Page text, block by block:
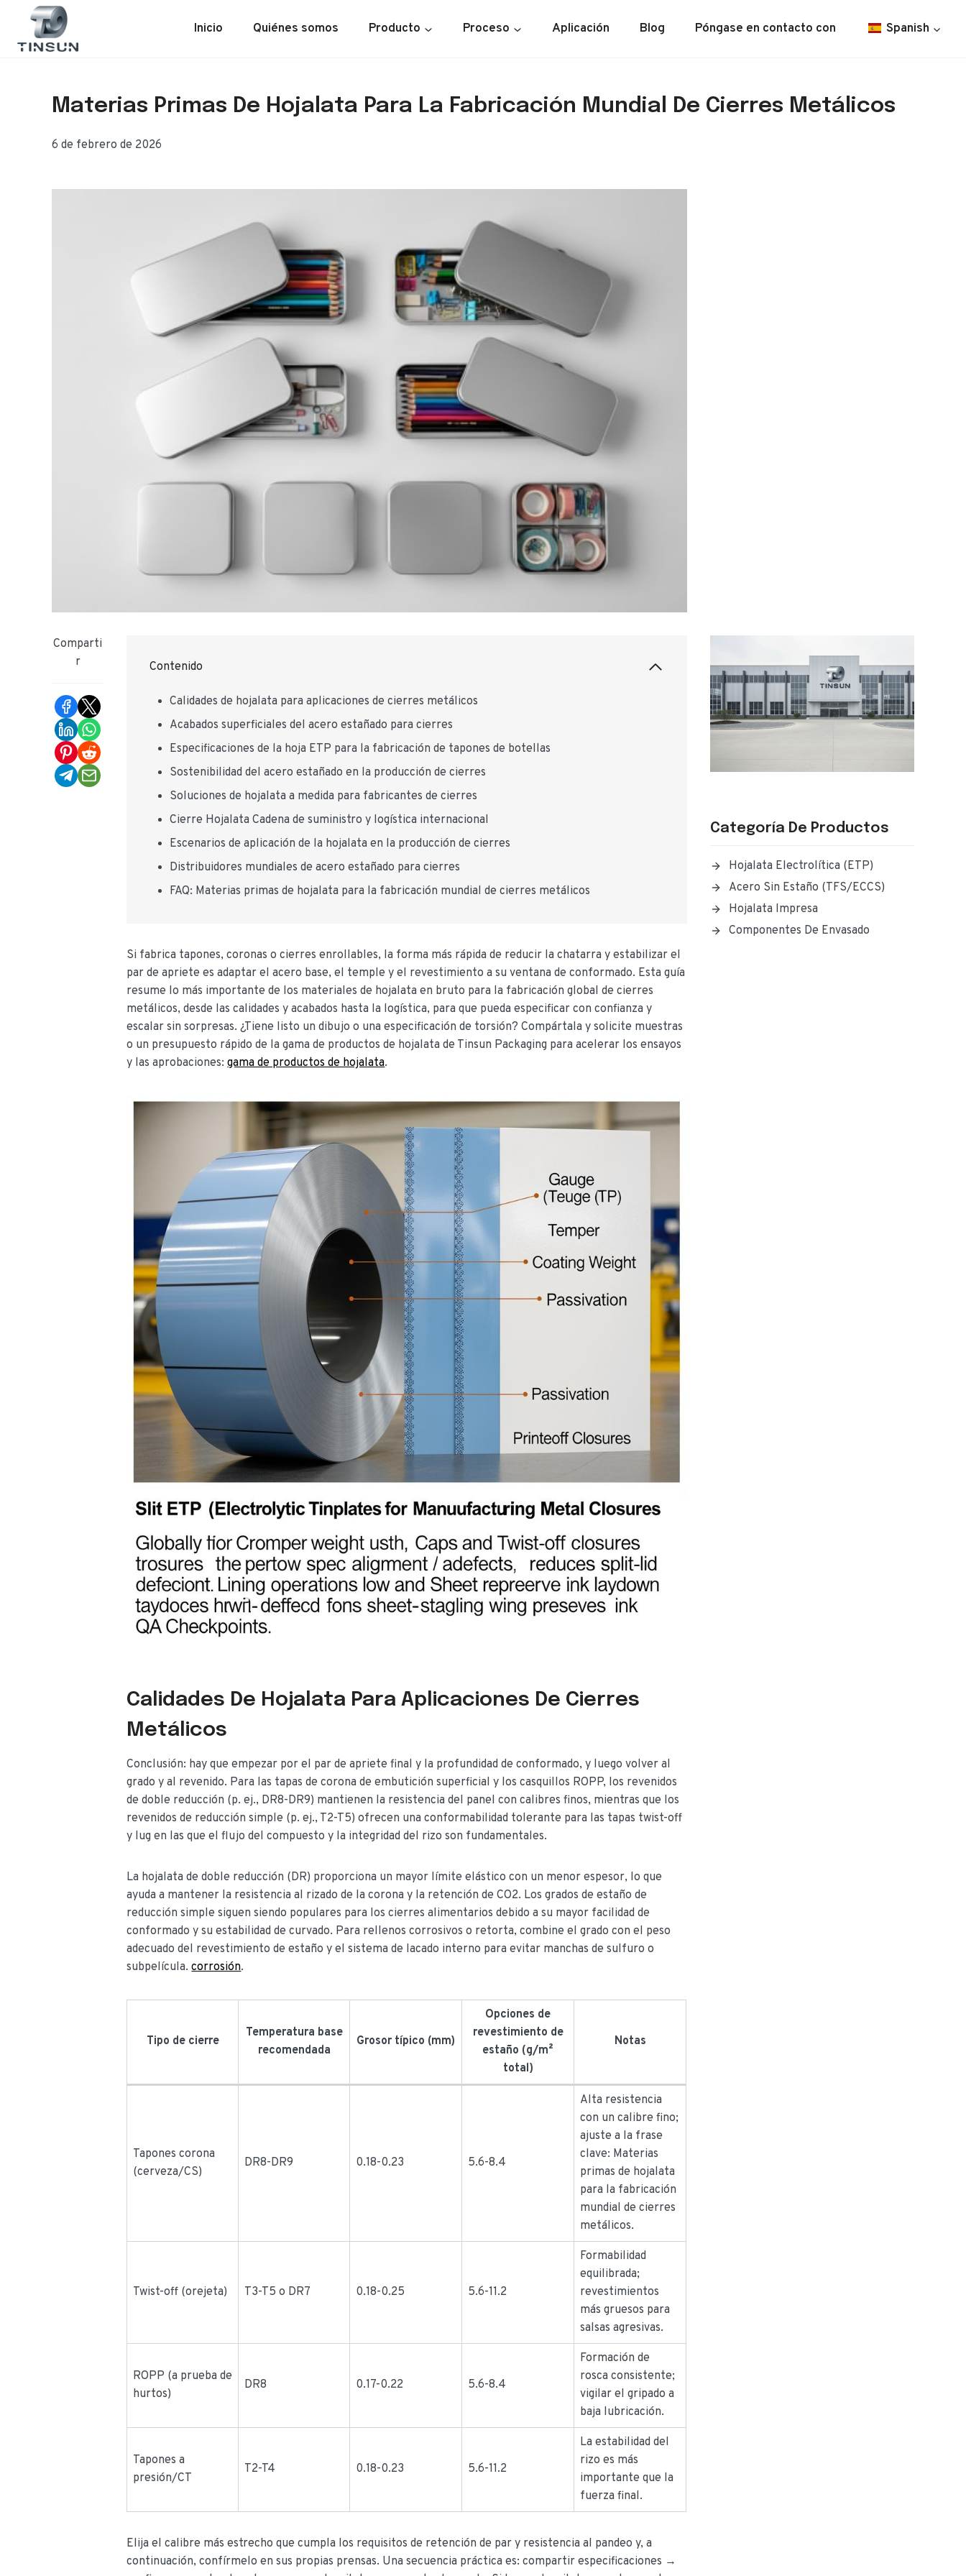
contenido
Inicio Quiénes somos Producto Proceso Aplicación Blog Póngase en contacto con Spanish
Materias Primas De Hojalata Para La Fabricación Mundial De Cierres Metálicos
6 de febrero de 2026
Comparti
r
Contenido
Calidades de hojalata para aplicaciones de cierres metálicos
Acabados superficiales del acero estañado para cierres
Especificaciones de la hoja ETP para la fabricación de tapones de botellas
Sostenibilidad del acero estañado en la producción de cierres
Soluciones de hojalata a medida para fabricantes de cierres
Cierre Hojalata Cadena de suministro y logística internacional
Escenarios de aplicación de la hojalata en la producción de cierres
Distribuidores mundiales de acero estañado para cierres
FAQ: Materias primas de hojalata para la fabricación mundial de cierres metálicos
Si fabrica tapones, coronas o cierres enrollables, la forma más rápida de reducir la chatarra y estabilizar el
par de apriete es adaptar el acero base, el temple y el revestimiento a su ventana de conformado. Esta guía
resume lo más importante de los materiales de hojalata en bruto para la fabricación global de cierres
metálicos, desde las calidades y acabados hasta la logística, para que pueda especificar con confianza y
escalar sin sorpresas. ¿Tiene listo un dibujo o una especificación de torsión? Compártala y solicite muestras
o un presupuesto rápido de la gama de productos de hojalata de Tinsun Packaging para acelerar los ensayos
y las aprobaciones:gama de productos de hojalata.
Calidades De Hojalata Para Aplicaciones De Cierres
Metálicos
Conclusión: hay que empezar por el par de apriete final y la profundidad de conformado, y luego volver al
grado y al revenido. Para las tapas de corona de embutición superficial y los casquillos ROPP, los revenidos
de doble reducción (p. ej., DR8-DR9) mantienen la resistencia del panel con calibres finos, mientras que los
revenidos de reducción simple (p. ej., T2-T5) ofrecen una conformabilidad tolerante para las tapas twist-off
y lug en las que el flujo del compuesto y la integridad del rizo son fundamentales.
La hojalata de doble reducción (DR) proporciona un mayor límite elástico con un menor espesor, lo que
ayuda a mantener la resistencia al rizado de la corona y la retención de CO2. Los grados de estaño de
reducción simple siguen siendo populares para los cierres alimentarios debido a su mayor facilidad de
conformado y su estabilidad de curvado. Para rellenos corrosivos o retorta, combine el grado con el peso
adecuado del revestimiento de estaño y el sistema de lacado interno para evitar manchas de sulfuro o
subpelícula.corrosión.
Tipo de cierre
Temperatura base
recomendada
Grosor típico (mm)
Opciones de
revestimiento de
estaño (g/m²
total)
Notas
Tapones corona
(cerveza/CS)
DR8-DR9 0.18-0.23 5.6-8.4
Alta resistencia
con un calibre fino;
ajuste a la frase
clave: Materias
primas de hojalata
para la fabricación
mundial de cierres
metálicos.
Twist-off (orejeta) T3-T5 o DR7 0.18-0.25 5.6-11.2
Formabilidad
equilibrada;
revestimientos
más gruesos para
salsas agresivas.
ROPP (a prueba de
hurtos)
DR8 0.17-0.22 5.6-8.4
Formación de
rosca consistente;
vigilar el gripado a
baja lubricación.
Tapones a
presión/CT
T2-T4 0.18-0.23 5.6-11.2
La estabilidad del
rizo es más
importante que la
fuerza final.
Elija el calibre más estrecho que cumpla los requisitos de retención de par y resistencia al pandeo y, a
continuación, confírmelo en sus propias prensas. Una secuencia práctica es: compartir especificaciones →
Categoría De Productos
Hojalata Electrolítica (ETP)
Acero Sin Estaño (TFS/ECCS)
Hojalata Impresa
Componentes De Envasado